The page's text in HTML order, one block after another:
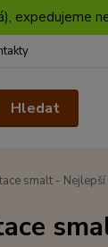
expedujeme
Hledat
smalt -